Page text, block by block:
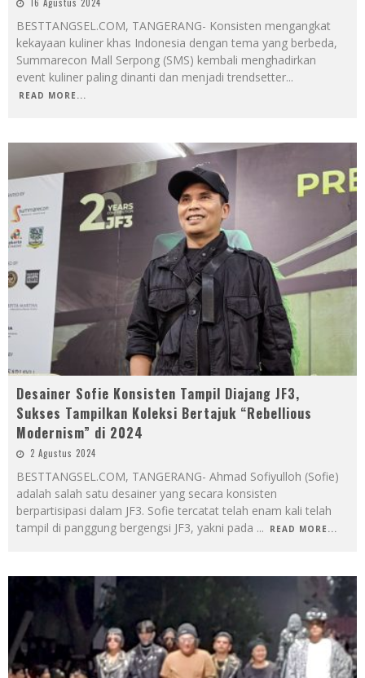
16 Agustus 2024
BESTTANGSEL.COM, TANGERANG- Konsisten mengangkat
kekayaan kuliner khas Indonesia dengan tema yang berbeda,
Summarecon Mall Serpong (SMS) kembali menghadirkan
event kuliner paling dinanti dan menjadi trendsetter...
READ MORE...
Desainer Sofie Konsisten Tampil Diajang JF3,
Sukses Tampilkan Koleksi Bertajuk “Rebellious
Modernism” di 2024
2 Agustus 2024
BESTTANGSEL.COM, TANGERANG- Ahmad Sofiyulloh (Sofie)
adalah salah satu desainer yang secara konsisten
berpartisipasi dalam JF3. Sofie tercatat telah enam kali telah
tampil di panggung bergengsi JF3, yakni pada ... READ MORE...